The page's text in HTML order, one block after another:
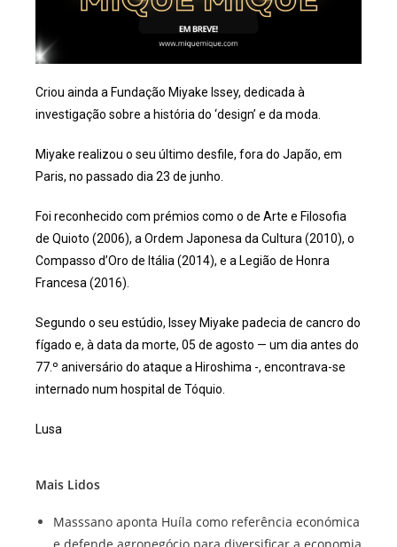
Criou ainda a Fundação Miyake Issey, dedicada à
investigação sobre a história do ‘design’ e da moda.
Miyake realizou o seu último desfile, fora do Japão, em
Paris, no passado dia 23 de junho.
Foi reconhecido com prémios como o de Arte e Filosofia
de Quioto (2006), a Ordem Japonesa da Cultura (2010), o
Compasso d’Oro de Itália (2014), e a Legião de Honra
Francesa (2016).
Segundo o seu estúdio, Issey Miyake padecia de cancro do
fígado e, à data da morte, 05 de agosto — um dia antes do
77.º aniversário do ataque a Hiroshima -, encontrava-se
internado num hospital de Tóquio.
Lusa
Mais Lidos
Masssano aponta Huíla como referência económica